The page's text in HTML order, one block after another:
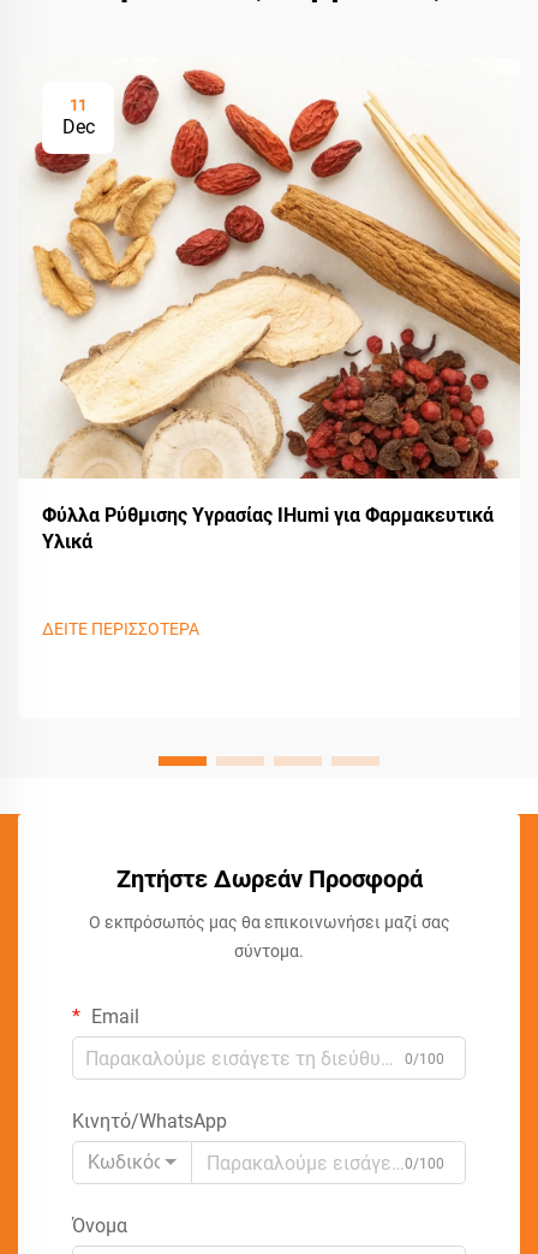
11
Dec
Φύλλα Ρύθμισης Υγρασίας IHumi για Φαρμακευτικά
Υλικά
ΔΕΙΤΕ ΠΕΡΙΣΣΟΤΕΡΑ
Ζητήστε Δωρεάν Προσφορά
Ο εκπρόσωπός μας θα επικοινωνήσει μαζί σας
σύντομα.
Email
0/100
Κινητό/WhatsApp
Κωδικός
0/100
Όνομα